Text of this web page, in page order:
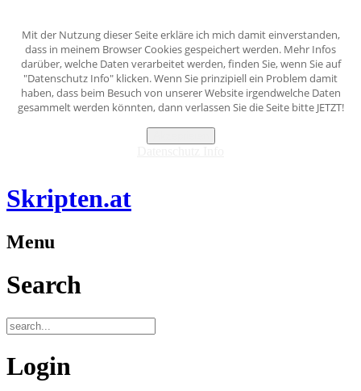
Mit der Nutzung dieser Seite erkläre ich mich damit einverstanden,
dass in meinem Browser Cookies gespeichert werden. Mehr Infos
darüber, welche Daten verarbeitet werden, finden Sie, wenn Sie auf
"Datenschutz Info" klicken. Wenn Sie prinzipiell ein Problem damit
haben, dass beim Besuch von unserer Website irgendwelche Daten
gesammelt werden könnten, dann verlassen Sie die Seite bitte JETZT!
Skripten.at
Menu
Search
Login